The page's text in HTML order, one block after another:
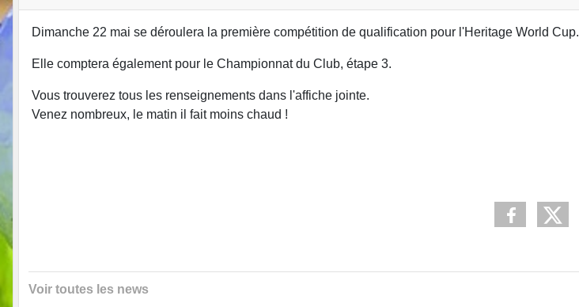
Dimanche 22 mai se déroulera la première compétition de qualification pour l'Heritage World Cup.
Elle comptera également pour le Championnat du Club, étape 3.
Vous trouverez tous les renseignements dans l'affiche jointe.
Venez nombreux, le matin il fait moins chaud !
Voir toutes les news